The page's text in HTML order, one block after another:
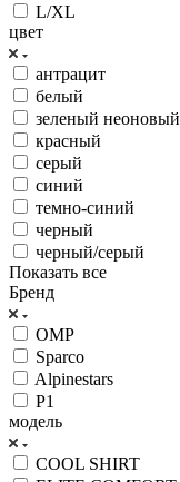
L/XL
цвет
антрацит
белый
зеленый неоновый
красный
серый
синий
темно-синий
черный
черный/серый
Показать все
Бренд
OMP
Sparco
Alpinestars
P1
модель
COOL SHIRT